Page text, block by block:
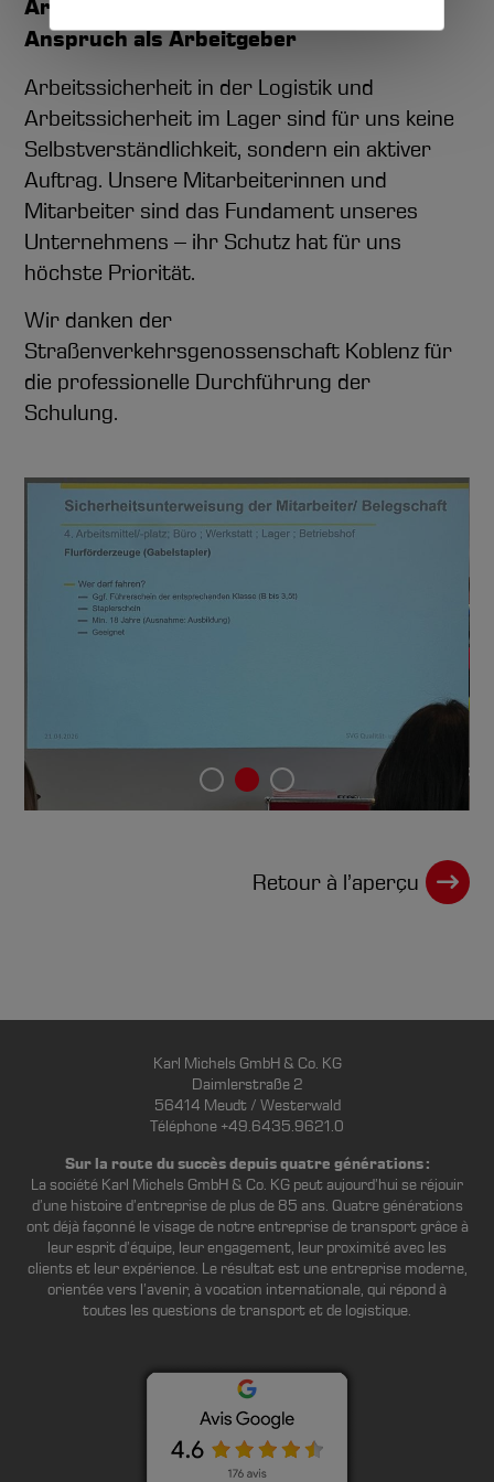
Arbeitssicherheit in der Logistik: Unser
Anspruch als Arbeitgeber
Arbeitssicherheit in der Logistik und
Arbeitssicherheit im Lager sind für uns keine
Selbstverständlichkeit, sondern ein aktiver
Auftrag. Unsere Mitarbeiterinnen und
Mitarbeiter sind das Fundament unseres
Unternehmens – ihr Schutz hat für uns
höchste Priorität.
Wir danken der
Straßenverkehrsgenossenschaft Koblenz für
die professionelle Durchführung der
Schulung.
Retour à l’aperçu
Karl Michels GmbH & Co. KG
Daimlerstraße 2
56414 Meudt / Westerwald
Téléphone +49.6435.9621.0
Sur la route du succès depuis quatre générations :
La société Karl Michels GmbH & Co. KG peut aujourd’hui se réjouir
d’une histoire d’entreprise de plus de 85 ans. Quatre générations
ont déjà façonné le visage de notre entreprise de transport grâce à
leur esprit d’équipe, leur engagement, leur proximité avec les
clients et leur expérience. Le résultat est une entreprise moderne,
orientée vers l’avenir, à vocation internationale, qui répond à
toutes les questions de transport et de logistique.